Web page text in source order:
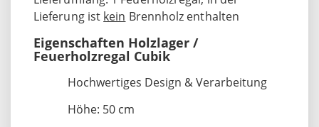
Lieferung ist kein Brennholz enthalten
Eigenschaften Holzlager /
Feuerholzregal Cubik
Hochwertiges Design & Verarbeitung
Höhe: 50 cm